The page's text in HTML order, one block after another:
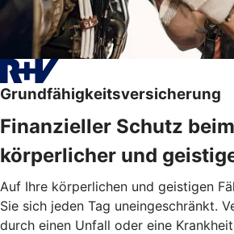
Grundfähigkeitsversicherung
Finanzieller Schutz
körperlicher und
Auf Ihre körperlichen und geistigen
Sie sich jeden Tag uneingeschränkt.
durch einen Unfall oder eine